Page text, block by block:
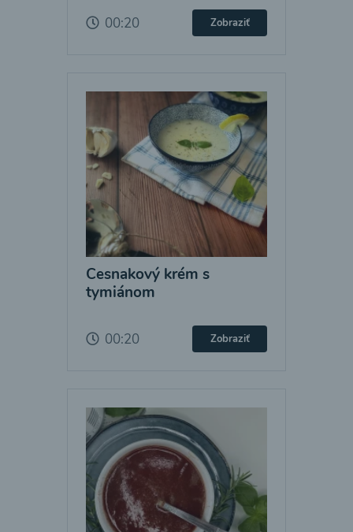
00:20 Zobraziť
Cesnakový krém s
tymiánom
00:20 Zobraziť